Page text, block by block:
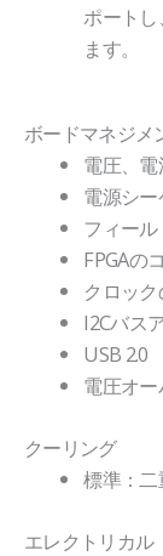
ポート
ます。
ボードマネジメ
電圧、
電源シ
フィー
FPGAの
クロッ
I2Cバス
USB 2.0
電圧オ
クーリング
標準：
エレクトリカル